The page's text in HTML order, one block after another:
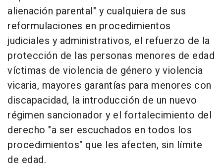
alienación parental" y cualquiera de sus
reformulaciones en procedimientos
judiciales y administrativos, el refuerzo de la
protección de las personas menores de edad
víctimas de violencia de género y violencia
vicaria, mayores garantías para menores con
discapacidad, la introducción de un nuevo
régimen sancionador y el fortalecimiento del
derecho "a ser escuchados en todos los
procedimientos" que les afecten, sin límite
de edad.